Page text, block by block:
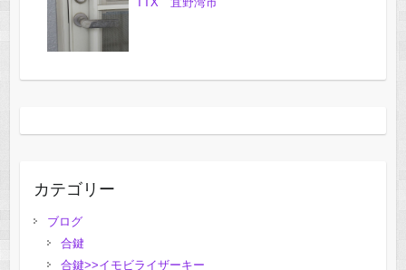
カテゴリー
ブログ
合鍵
合鍵>>イモビライザーキー